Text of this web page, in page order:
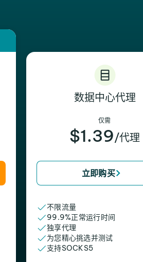
数据中心代理
仅需
$1.39/代理
立即购买
不限流量
99.9%正常运行时间
独享代理
为您精心挑选并测试
支持SOCKS5